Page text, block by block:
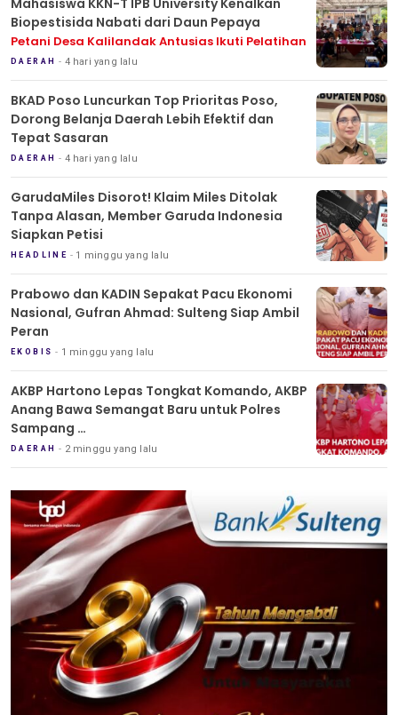
Biopestisida Nabati dari Daun Pepaya
Petani Desa Kalilandak Antusias Ikuti Pelatihan
DAERAH 4 hari yang lalu
BKAD Poso Luncurkan Top Prioritas Poso,
Dorong Belanja Daerah Lebih Efektif dan
Tepat Sasaran
DAERAH 4 hari yang lalu
GarudaMiles Disorot! Klaim Miles Ditolak
Tanpa Alasan, Member Garuda Indonesia
Siapkan Petisi
HEADLINE 1 minggu yang lalu
Prabowo dan KADIN Sepakat Pacu Ekonomi
Nasional, Gufran Ahmad: Sulteng Siap Ambil
Peran
EKOBIS 1 minggu yang lalu
AKBP Hartono Lepas Tongkat Komando, AKBP
Anang Bawa Semangat Baru untuk Polres
Sampang
Tradisi Pedang Pora Iringi Sertijab Kapolres
Sampang
DAERAH 2 minggu yang lalu